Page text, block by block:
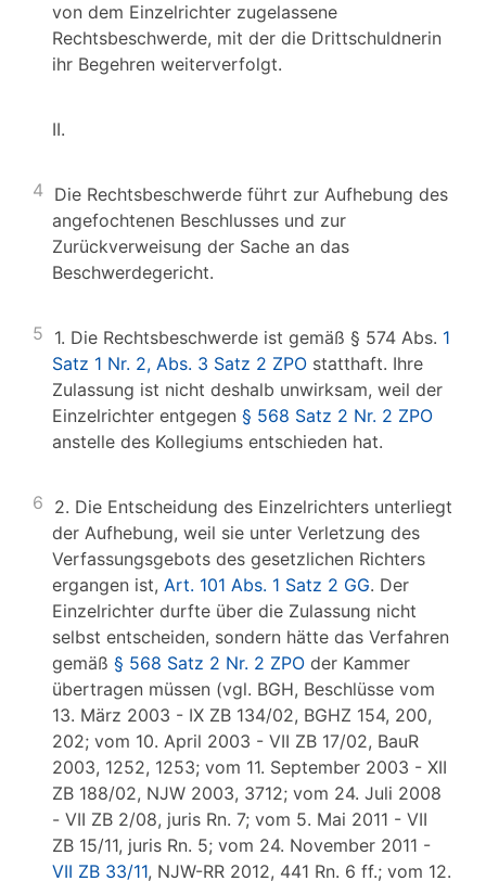
von dem Einzelrichter zugelassene
Rechtsbeschwerde, mit der die Drittschuldnerin
ihr Begehren weiterverfolgt.
II.
4 Die Rechtsbeschwerde führt zur Aufhebung des
angefochtenen Beschlusses und zur
Zurückverweisung der Sache an das
Beschwerdegericht.
5 1. Die Rechtsbeschwerde ist gemäß § 574 Abs. 1
Satz 1 Nr. 2, Abs. 3 Satz 2 ZPO statthaft. Ihre
Zulassung ist nicht deshalb unwirksam, weil der
Einzelrichter entgegen § 568 Satz 2 Nr. 2 ZPO
anstelle des Kollegiums entschieden hat.
6 2. Die Entscheidung des Einzelrichters unterliegt
der Aufhebung, weil sie unter Verletzung des
Verfassungsgebots des gesetzlichen Richters
ergangen ist, Art. 101 Abs. 1 Satz 2 GG. Der
Einzelrichter durfte über die Zulassung nicht
selbst entscheiden, sondern hätte das Verfahren
gemäß § 568 Satz 2 Nr. 2 ZPO der Kammer
übertragen müssen (vgl. BGH, Beschlüsse vom
13. März 2003 - IX ZB 134/02, BGHZ 154, 200,
202; vom 10. April 2003 - VII ZB 17/02, BauR
2003, 1252, 1253; vom 11. September 2003 - XII
ZB 188/02, NJW 2003, 3712; vom 24. Juli 2008
- VII ZB 2/08, juris Rn. 7; vom 5. Mai 2011 - VII
ZB 15/11, juris Rn. 5; vom 24. November 2011 -
VII ZB 33/11, NJW-RR 2012, 441 Rn. 6 ff.; vom 12.